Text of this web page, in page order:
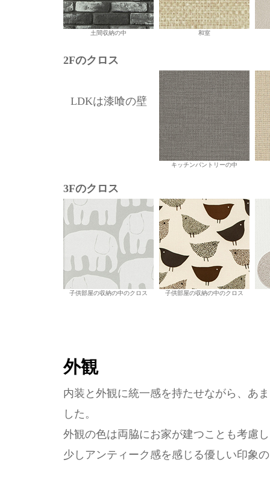
土間収納の中 和室
2Fのクロス
LDKは漆喰の壁
キッチンパントリーの中
3Fのクロス
子供部屋の収納の中のクロス 子供部屋の収納の中のクロス
外観
内装と外観に統一感を持たせながら、あ
した。
外観の色は両脇にお家が建つことも考慮
少しアンティーク感を感じる優しい印象